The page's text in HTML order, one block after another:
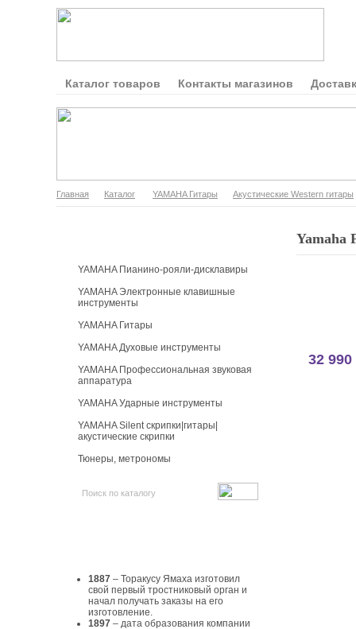
Каталог товаров Контакты магазинов
Главная Каталог YAMAHA Гитары Акустические Western гитары
YAMAHA Пианино-рояли-дисклавиры
YAMAHA Электронные клавишные
инструменты
YAMAHA Гитары
YAMAHA Духовые инструменты
YAMAHA Профессиональная звуковая
аппаратура
YAMAHA Ударные инструменты
YAMAHA Silent скрипки|гитары|
акустические скрипки
Тюнеры, метрономы
1887 – Торакусу Ямаха изготовил
свой первый тростниковый орган и
начал получать заказы на его
изготовление.
1897 – дата образования компании
Yamaha
32